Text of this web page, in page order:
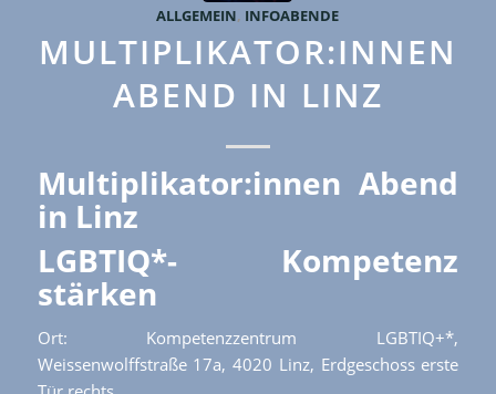
ALLGEMEIN, INFOABENDE
MULTIPLIKATOR:INNEN
ABEND IN LINZ
Multiplikator:innen Abend
in Linz
LGBTIQ*- Kompetenz
stärken
Ort: Kompetenzzentrum LGBTIQ+*,
Weissenwolffstraße 17a, 4020 Linz, Erdgeschoss erste